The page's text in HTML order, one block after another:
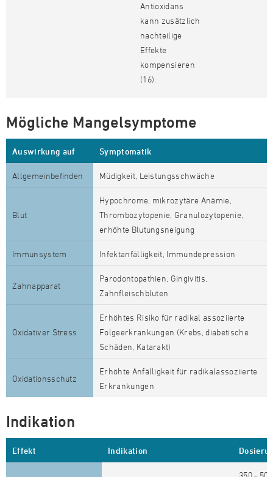
Antioxidans
kann zusätzlich
nachteilige
Effekte
kompensieren
(16).
Mögliche Mangelsymptome
Auswirkung auf Symptomatik
Allgemeinbefinden Müdigkeit, Leistungsschwäche
Blut
Hypochrome, mikrozytäre Anämie,
Thrombozytopenie, Granulozytopenie,
erhöhte Blutungsneigung
Immunsystem Infektanfälligkeit, Immundepression
Zahnapparat
Parodontopathien, Gingivitis,
Zahnfleischbluten
Oxidativer Stress
Erhöhtes Risiko für radikal assoziierte
Folgeerkrankungen (Krebs, diabetische
Schäden, Katarakt)
Oxidationsschutz
Erhöhte Anfälligkeit für radikalassoziierte
Erkrankungen
Indikation
Effekt Indikation
350 - 500